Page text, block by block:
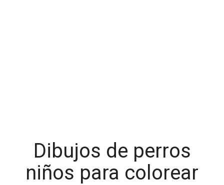
Dibujos de perros
niños para colorear